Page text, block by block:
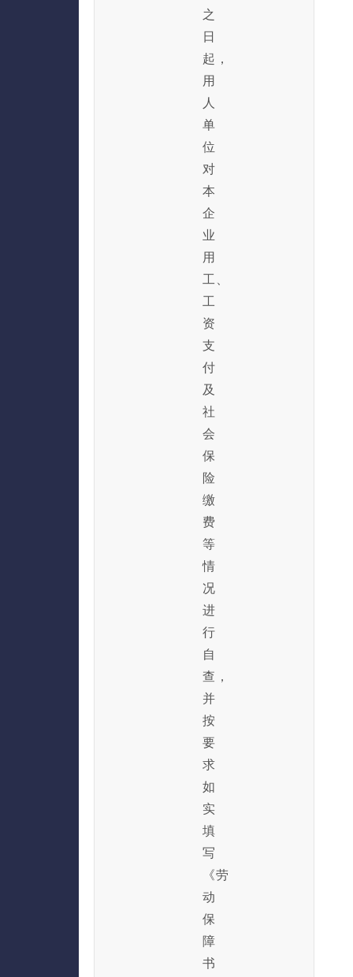
之
日
起，
用
人
单
位
对
本
企
业
用
工、
工
资
支
付
及
社
会
保
险
缴
费
等
情
况
进
行
自
查，
并
按
要
求
如
实
填
写
《劳
动
保
障
书